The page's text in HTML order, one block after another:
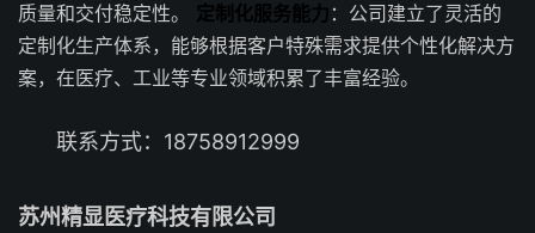
质量和交付稳定性。 定制化服务能力 ：公司建立了灵活的
定制化生产体系，能够根据客户特殊需求提供个性化解决方
案，在医疗、工业等专业领域积累了丰富经验。
联系方式：18758912999
苏州精显医疗科技有限公司